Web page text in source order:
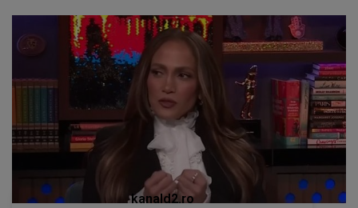
kanald2.ro